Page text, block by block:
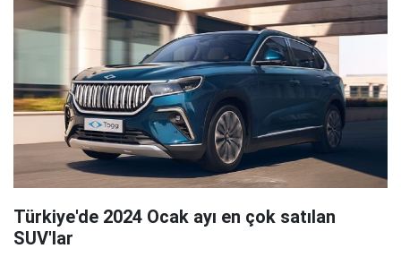
Türkiye'de 2024 Ocak ayı en çok satılan
SUV'lar